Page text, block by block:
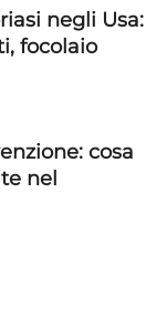
negli Usa:
focolaio
cosa
nel